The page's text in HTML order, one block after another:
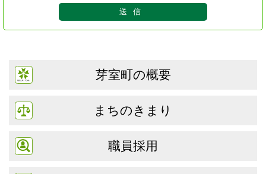
芽室町の概要
まちのきまり
職員採用